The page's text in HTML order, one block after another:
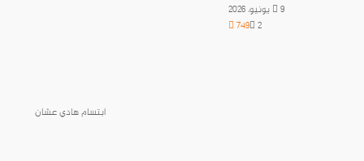
ابتسام هادي عشان
9 يونيو، 2026
2
749